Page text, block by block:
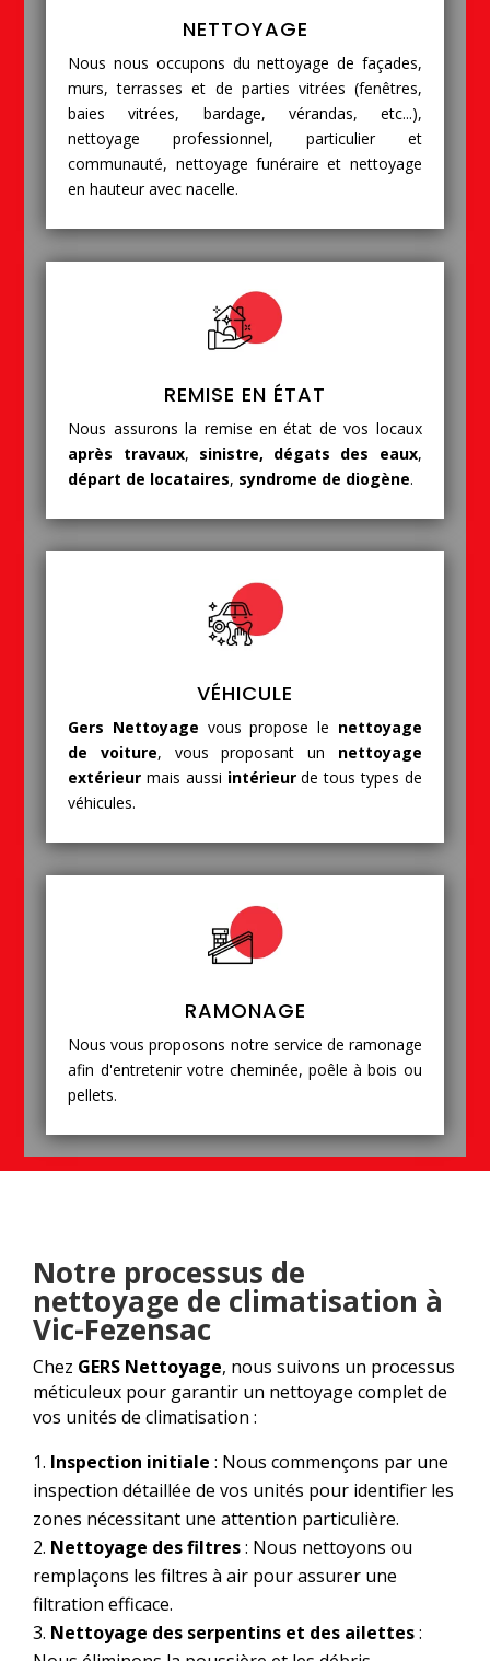
NETTOYAGE
Nous nous occupons du nettoyage de façades,
murs, terrasses et de parties vitrées (fenêtres,
baies vitrées, bardage, vérandas, etc...),
nettoyage professionnel, particulier et
communauté, nettoyage funéraire et nettoyage
en hauteur avec nacelle.
REMISE EN ÉTAT
Nous assurons la remise en état de vos locaux
après travaux, sinistre, dégats des eaux,
départ de locataires, syndrome de diogène.
VÉHICULE
Gers Nettoyage vous propose le nettoyage
de voiture, vous proposant un nettoyage
extérieur mais aussi intérieurde tous types de
véhicules.
RAMONAGE
Nous vous proposons notre service de ramonage
afin d'entretenir votre cheminée, poêle à bois ou
pellets.
Notre processus de
nettoyage de climatisation à
Vic-Fezensac
Chez GERS Nettoyage, nous suivons un processus
méticuleux pour garantir un nettoyage complet de
vos unités de climatisation :
Inspection initiale : Nous commençons par une
inspection détaillée de vos unités pour identifier les
zones nécessitant une attention particulière.
Nettoyage des filtres: Nous nettoyons ou
remplaçons les filtres à air pour assurer une
filtration efficace.
Nettoyage des serpentins et des ailettes: